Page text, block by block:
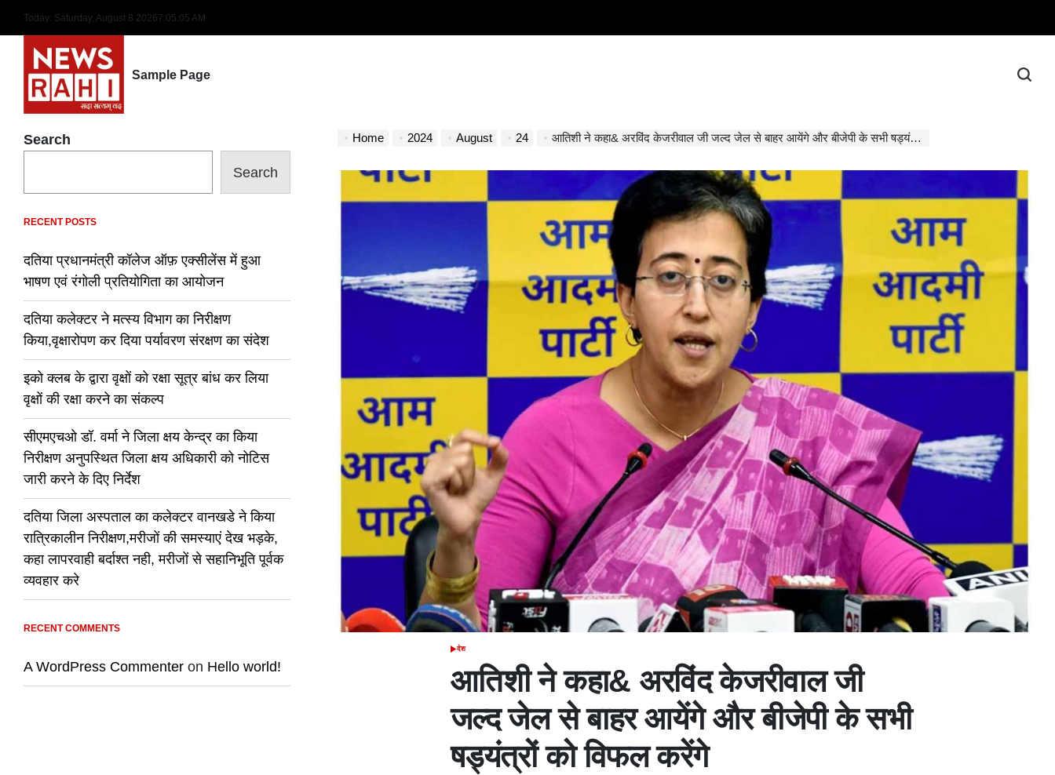
content
Today: Saturday, August 8 20267:05:06 AM
Sample Page
Home 2024 August 24 आतिशी ने कहा& अरविंद केजरीवाल जी जल्द जेल से बाहर आयेंगे और बीजेपी के सभी षड्यंत्रों को विफल करेंगे
POSTED
देश
आतिशी ने कहा& अरविंद केजरीवाल जी
जल्द जेल से बाहर आयेंगे और बीजेपी के सभी
षड्यंत्रों को विफल करेंगे
Search
Search
RECENT POSTS
दतिया प्रधानमंत्री कॉलेज ऑफ़ एक्सीलेंस में हुआ
भाषण एवं रंगोली प्रतियोगिता का आयोजन
दतिया कलेक्टर ने मत्स्य विभाग का निरीक्षण
किया,वृक्षारोपण कर दिया पर्यावरण संरक्षण का संदेश
इको क्लब के द्वारा वृक्षों को रक्षा सूत्र बांध कर लिया
वृक्षों की रक्षा करने का संकल्प
सीएमएचओ डॉ. वर्मा ने जिला क्षय केन्द्र का किया
निरीक्षण अनुपस्थित जिला क्षय अधिकारी को नोटिस
जारी करने के दिए निर्देश
दतिया जिला अस्पताल का कलेक्टर वानखडे ने किया
रात्रिकालीन निरीक्षण,मरीजों की समस्याएं देख भड़के,
कहा लापरवाही बर्दाश्त नही, मरीजों से सहानिभूति पूर्वक
व्यवहार करे
RECENT COMMENTS
A WordPress Commenter on Hello world!